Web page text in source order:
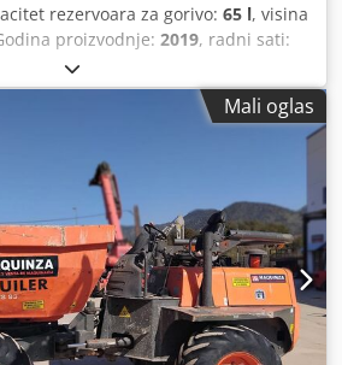
rezervoara za gorivo: 65 l, visina
proizvodnje: 2019, radni sati:
Prazna masa: 1.510 kg
Nosivost: 1.500 kg Dozvoljena
Dimenzije (D x Š x V): 318 x 148 x
Mali oglas